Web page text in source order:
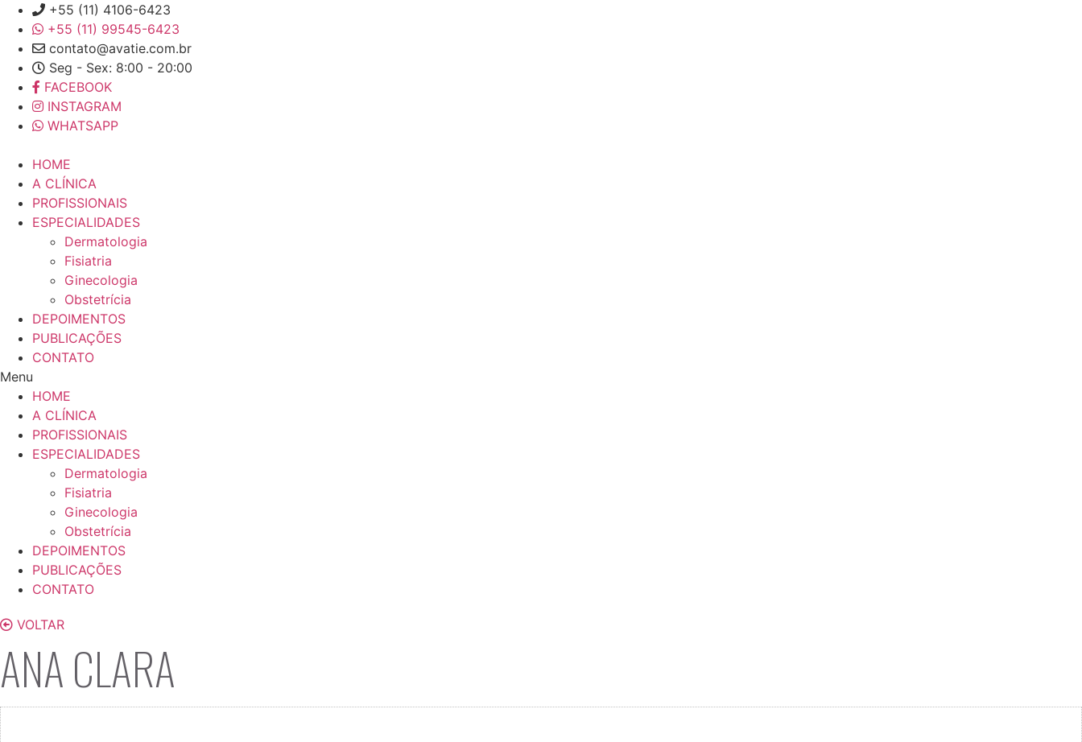
+55 ​(11) 4106-6423
+55 (11) 99545-6423
contato@avatie.com.br
Seg - Sex: 8:00 - 20:00
FACEBOOK
INSTAGRAM
WHATSAPP
HOME
A CLÍNICA
PROFISSIONAIS
ESPECIALIDADES
Dermatologia
Fisiatria
Ginecologia
Obstetrícia
DEPOIMENTOS
PUBLICAÇÕES
CONTATO
Menu
HOME
A CLÍNICA
PROFISSIONAIS
ESPECIALIDADES
Dermatologia
Fisiatria
Ginecologia
Obstetrícia
DEPOIMENTOS
PUBLICAÇÕES
CONTATO
VOLTAR
ANA CLARA